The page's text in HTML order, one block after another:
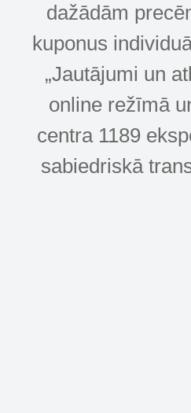
dažādām
kuponus
„Jautājumi un
online režīmā
centra 1189
sabiedriskā